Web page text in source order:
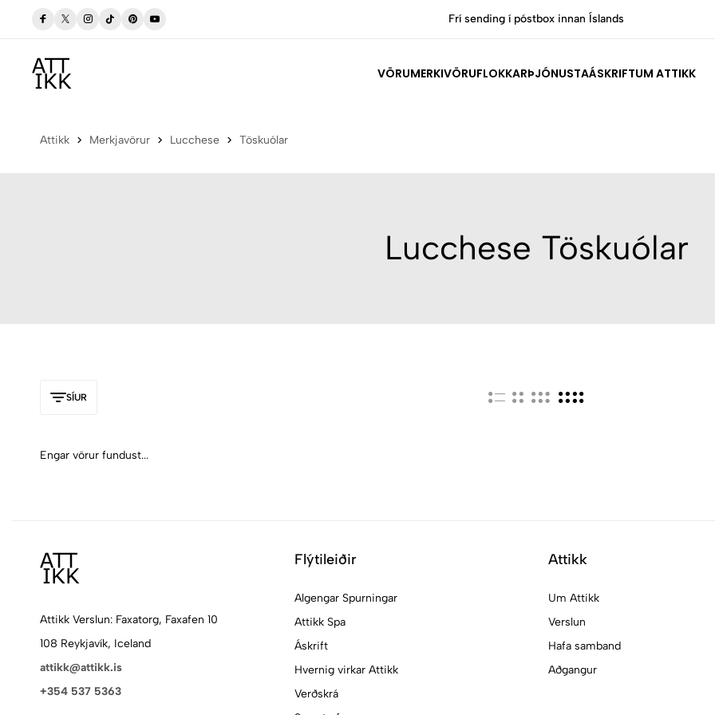
Verslaðu merkjavöru á afslætti Frí sending í póstbox innan Íslands
VÖRUMERKIVÖRUFLOKKARÞJÓNUSTAÁSKRIFTUM ATTIKK
Attikk Merkjavörur Lucchese Töskuólar
Lucchese Töskuólar
SÍUR
Engar vörur fundust...
Attikk Verslun: Faxatorg, Faxafen 10
108 Reykjavík, Iceland
attikk@attikk.is
+354 537 5363
Flýtileiðir
Algengar Spurningar
Attikk Spa
Áskrift
Hvernig virkar Attikk
Verðskrá
Attikk
Um Attikk
Verslun
Hafa samband
Aðgangur